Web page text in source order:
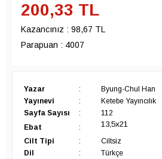
200,33 TL
Kazancınız : 98,67 TL
Parapuan : 4007
Yazar :
Byung-Chul Han
Yayınevi
:
Ketebe Yayıncılık
Sayfa Sayısı
:
112
Ebat
: 13,5x21
Cilt Tipi :
Ciltsiz
Dil
:
Türkçe